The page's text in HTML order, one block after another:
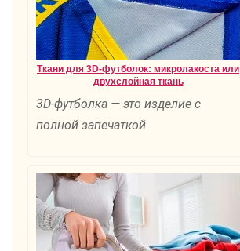
Ткани для 3D-футболок: микролакоста или
двухслойная ткань
3D-футболка — это изделие с
полной запечаткой.